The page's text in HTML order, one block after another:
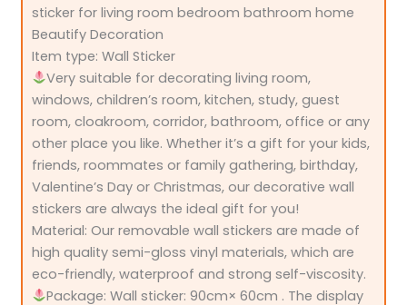
sticker for living room bedroom bathroom home
Beautify Decoration
Item type: Wall Sticker
Very suitable for decorating living room,
windows, children’s room, kitchen, study, guest
room, cloakroom, corridor, bathroom, office or any
other place you like. Whether it’s a gift for your kids,
friends, roommates or family gathering, birthday,
Valentine’s Day or Christmas, our decorative wall
stickers are always the ideal gift for you!
Material: Our removable wall stickers are made of
high quality semi-gloss vinyl materials, which are
eco-friendly, waterproof and strong self-viscosity.
Package: Wall sticker: 90cm× 60cm . The display